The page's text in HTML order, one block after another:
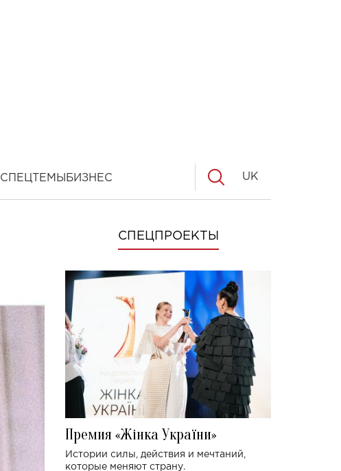
СПЕЦТЕМЫ БИЗНЕС UK
СПЕЦПРОЕКТЫ
Премия «Жінка України»
Истории силы, действия и мечтаний,
которые меняют страну.